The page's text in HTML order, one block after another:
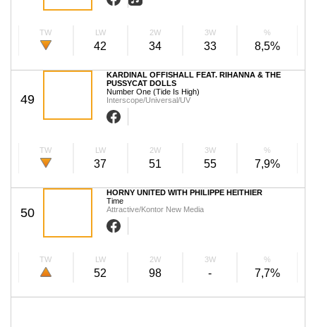
TW LW
42
2W
34
3W
33
%
8,5%
49
KARDINAL OFFISHALL FEAT. RIHANNA & THE
PUSSYCAT DOLLS
Number One (Tide Is High)
Interscope/Universal/UV
TW LW
37
2W
51
3W
55
%
7,9%
50
HORNY UNITED WITH PHILIPPE HEITHIER
Time
Attractive/Kontor New Media
TW LW
52
2W
98
3W
-
%
7,7%